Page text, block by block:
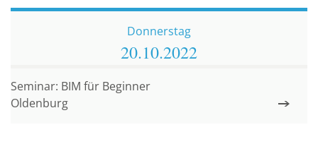
Donnerstag
20.10.2022
Oldenburg
Seminar: BIM für Beginner